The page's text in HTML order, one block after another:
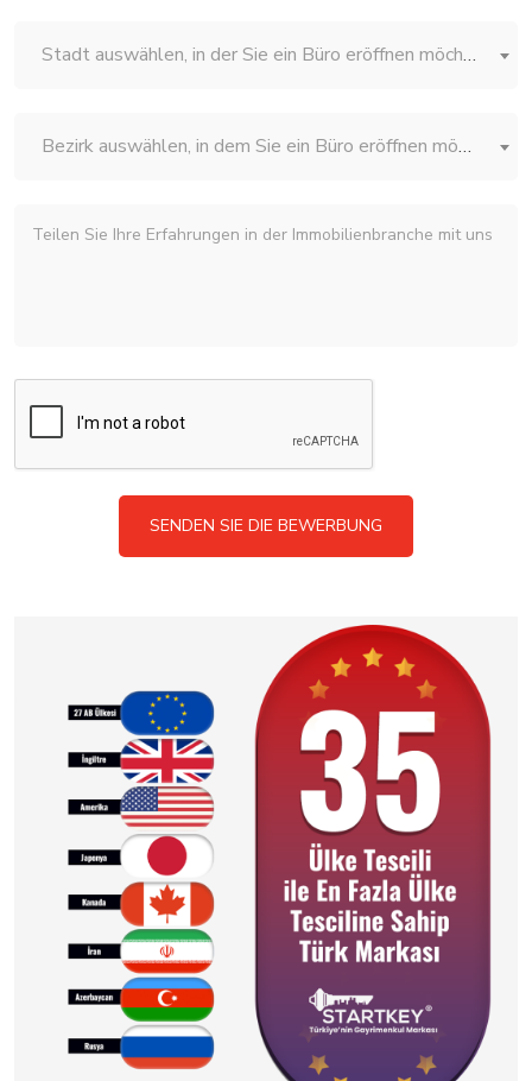
Stadt auswählen, in der Sie ein Büro eröffnen möchten
Bezirk auswählen, in dem Sie ein Büro eröffnen möchten
SENDEN SIE DIE BEWERBUNG